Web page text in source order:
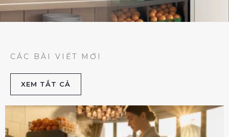
CÁC BÀI VIẾT MỚI
XEM TẮT CẢ